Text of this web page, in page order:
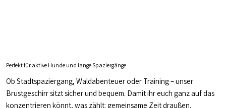
Perfekt für aktive Hunde und lange Spaziergänge
Ob Stadtspaziergang, Waldabenteuer oder Training – unser
Brustgeschirr sitzt sicher und bequem. Damit ihr euch ganz auf das
konzentrieren könnt, was zählt: gemeinsame Zeit draußen.